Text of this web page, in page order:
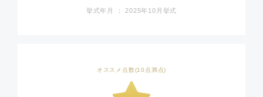
挙式年月 ： 2025年10月挙式
オススメ点数(10点満点)